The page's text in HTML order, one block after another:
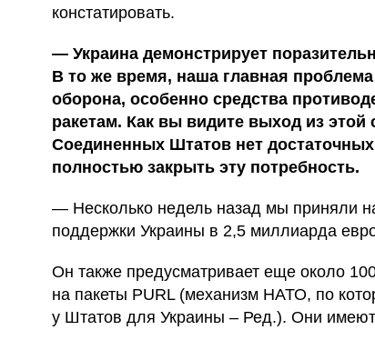
констатировать.
— Украина демонстрирует
В то же время, наша главная
оборона, особенно средства
ракетам. Как вы видите выход из этой
Соединенных Штатов нет
полностью закрыть эту потребность.
— Несколько недель назад мы приняли
поддержки Украины в 2,5 миллиарда
Он также предусматривает еще около
на пакеты PURL (механизм НАТО, по
у Штатов для Украины – Ред.). Они